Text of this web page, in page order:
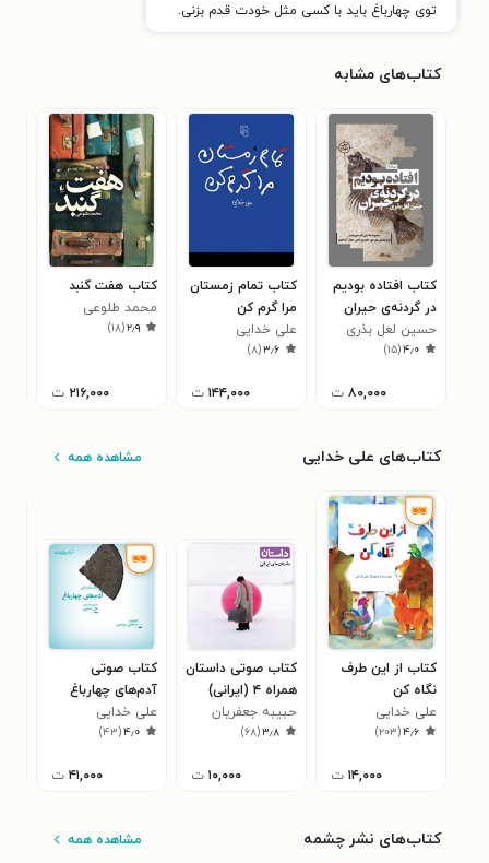
توی چهارباغ باید با کسی مثل خودت قدم بزنی.
کتاب‌های مشابه
کتاب افتاده بودیم
در گردنه‌‌ی حیران
حسین لعل بذری
۴٫۰(۱۵)
۸۰,۰۰۰ ت
کتاب تمام زمستان
مرا گرم کن
علی خدایی
۳٫۶(۸)
۱۴۴,۰۰۰ ت
کتاب هفت گنبد
محمد طلوعی
۲٫۹(۱۸)
۲۱۶,۰۰۰ ت
کتاب‌های علی خدایی مشاهده همه
کتاب از این طرف
نگاه کن
علی خدایی
۴٫۶(۲۰۳)
۱۴,۰۰۰ ت
کتاب صوتی داستان
همراه ۴ (ایرانی)
حبیبه جعفریان
۳٫۸(۶۸)
۱۰,۰۰۰ ت
کتاب صوتی
آدم‌های چهارباغ
علی خدایی
۴٫۰(۴۳)
۴۱,۰۰۰ ت
کتاب‌های نشر چشمه مشاهده همه